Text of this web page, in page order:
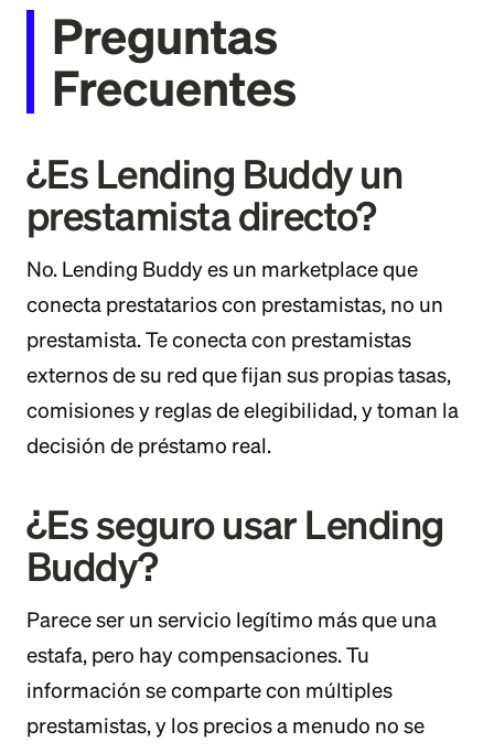
Preguntas
Frecuentes
¿Es Lending Buddy un
prestamista directo?
No. Lending Buddy es un marketplace que
conecta prestatarios con prestamistas, no un
prestamista. Te conecta con prestamistas
externos de su red que fijan sus propias tasas,
comisiones y reglas de elegibilidad, y toman la
decisión de préstamo real.
¿Es seguro usar Lending
Buddy?
Parece ser un servicio legítimo más que una
estafa, pero hay compensaciones. Tu
información se comparte con múltiples
prestamistas, y los precios a menudo no se